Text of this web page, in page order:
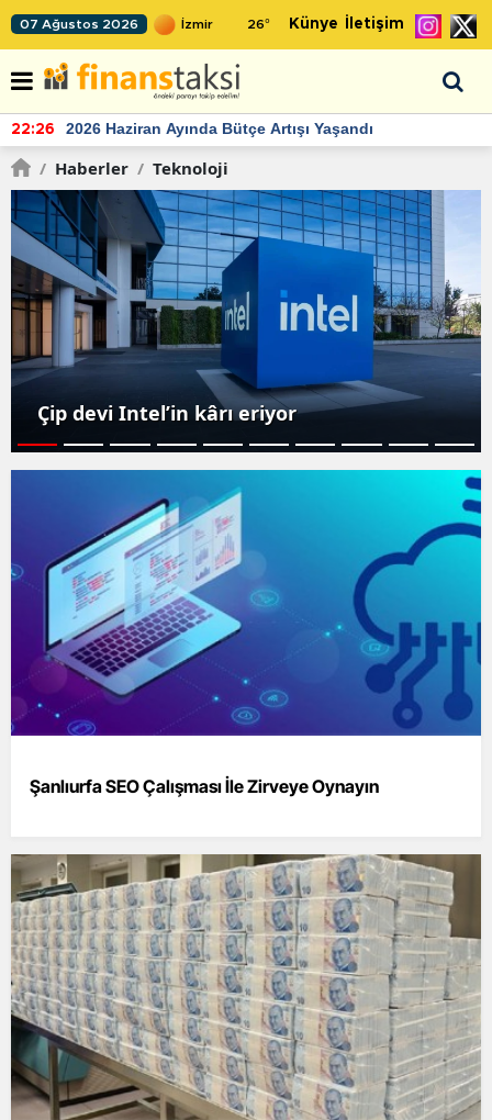
07 Ağustos 2026 26° Künye İletişim
22:26 2026 Haziran Ayında Bütçe Artışı Yaşandı
/ Haberler / Teknoloji
Çip devi Intel’in kârı eriyor
Şanlıurfa SEO Çalışması İle Zirveye Oynayın